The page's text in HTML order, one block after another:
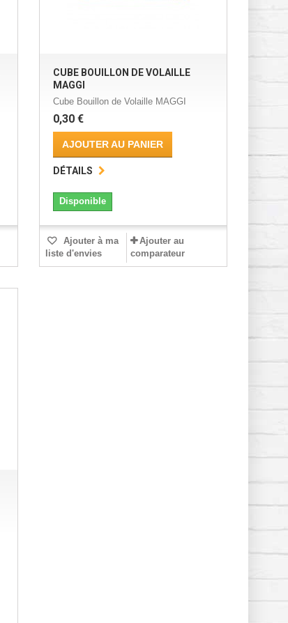
CUBE BOUILLON DE VOLAILLE
MAGGI
Cube Bouillon de Volaille MAGGI
0,30 €
AJOUTER AU PANIER
DÉTAILS
Disponible
Ajouter à ma
liste d'envies
Ajouter au
comparateur